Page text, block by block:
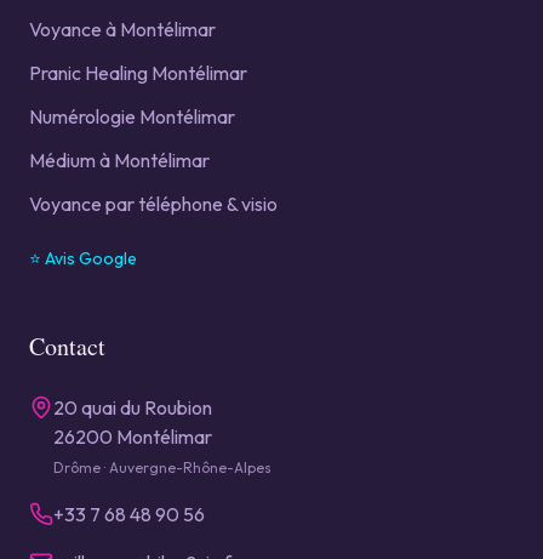
Voyance à Montélimar
Pranic Healing Montélimar
Numérologie Montélimar
Médium à Montélimar
Voyance par téléphone & visio
⭐ Avis Google
Contact
20 quai du Roubion
26200 Montélimar
Drôme · Auvergne-Rhône-Alpes
+33 7 68 48 90 56